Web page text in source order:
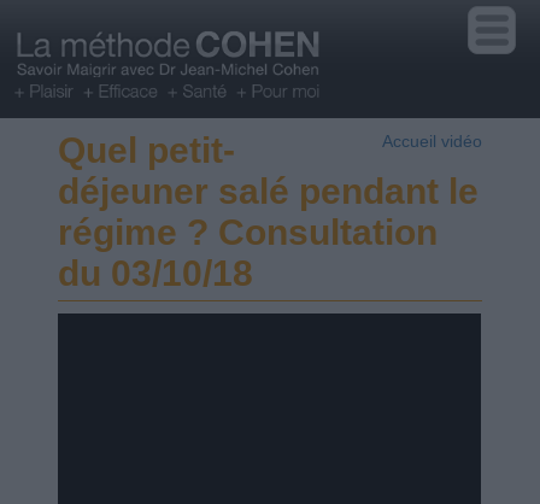
Accueil vidéo
Quel petit-
déjeuner salé pendant le
régime ? Consultation
du 03/10/18